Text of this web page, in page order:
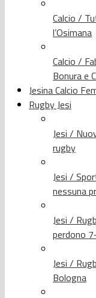
Calcio /
l’Osimana
Calcio /
Bonura e
Jesina Calcio
Rugby Jesi
Jesi /
rugby
Jesi /
nessuna
Jesi /
perdono
Jesi /
Bologna